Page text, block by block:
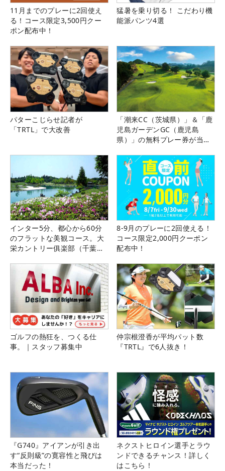
11月までのプレーに2回使え
る！コース限定3,500円クー
ポン配布中！
猛暑を乗り切る！ こだわり機
能派パンツ4選
パターこじらせ記者が
「TRTL」で大改善
「潮来CC（茨城県）」＆「鹿
児島ガーデンGC（鹿児島
県）」の無料プレー券が当た
インター5分、都心から60分
のフラットな美観コース。大
栄カントリー俱楽部（千葉
8-9月のプレーに2回使える！
コース限定2,000円クーポン
配布中！
ゴルフの熱狂を、つくる仕
事。｜スタッフ募集中
仲宗根澄香が平均パット数
『TRTL』で6人抜き！
『G740』アイアンが引き出
す“反則級”の寛容性と飛びは
本当だった！
ネクストヒロイン選手とラウ
ンドできるチャンス！詳しく
はこちら！